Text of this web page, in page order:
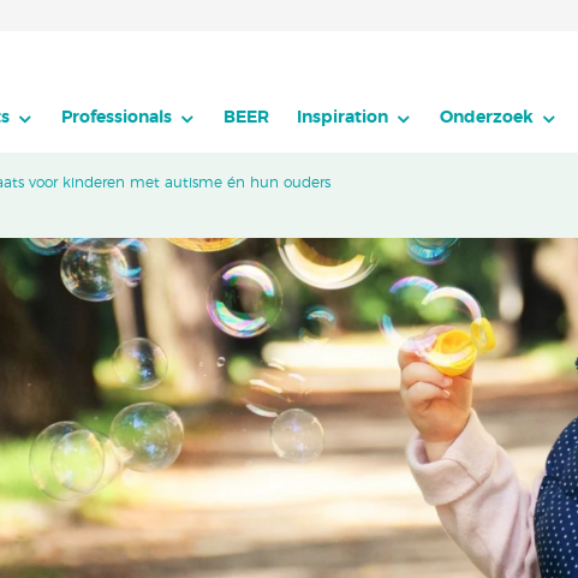
Professionals BEER Inspiration Onderzoek
voor kinderen met autisme én hun ouders